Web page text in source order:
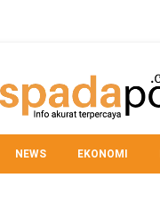
NEWS EKONOMI